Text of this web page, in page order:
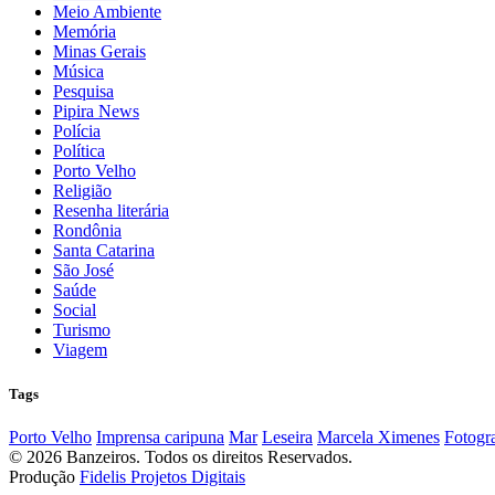
Meio Ambiente
Memória
Minas Gerais
Música
Pesquisa
Pipira News
Polícia
Política
Porto Velho
Religião
Resenha literária
Rondônia
Santa Catarina
São José
Saúde
Social
Turismo
Viagem
Tags
Porto Velho Imprensa caripuna Mar Leseira Marcela Ximenes
© 2026 Banzeiros. Todos os direitos Reservados.
Produção Fidelis Projetos Digitais